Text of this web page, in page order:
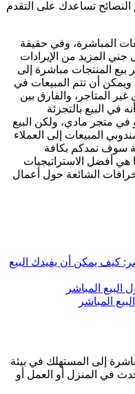
المباشرة، وفي حقيقة
جني المزيد من الإيرادات
بيع المنتجات مباشرة إلى
ويمكن أن تتم المبيعات في
المتاجر، والفارق بين
في البيع بالتجزئة
أو في متجر مادي، ولكن البيع
المبيعات إلى العملاء
سوف نمدكم بكافة
هي أفضل الاستراتيجيات
الشائعة حول أعمال
كيف يمكن أن يفيدك البيع
البيع المباشر
المباشر
إلى المستهلك في بيئة
في المنزل أو العمل أو